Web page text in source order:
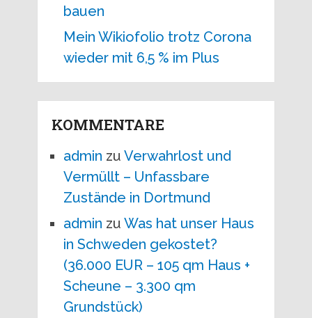
bauen
Mein Wikiofolio trotz Corona
wieder mit 6,5 % im Plus
KOMMENTARE
admin zu Verwahrlost und
Vermüllt – Unfassbare
Zustände in Dortmund
admin zu Was hat unser Haus
in Schweden gekostet?
(36.000 EUR – 105 qm Haus +
Scheune – 3.300 qm
Grundstück)